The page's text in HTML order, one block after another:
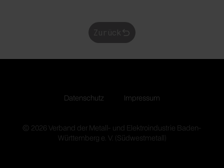
Zurück
Datenschutz Impressum
© 2026 Verband der Metall- und Elektroindustrie Baden-
Württemberg e. V. (Südwestmetall)